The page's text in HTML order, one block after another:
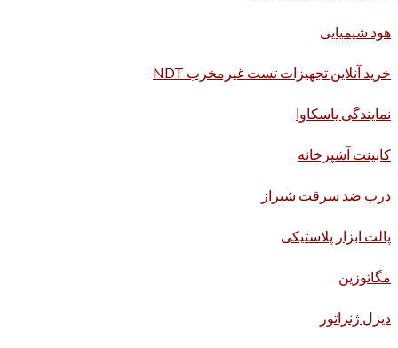
هود شیمیایی
خرید آنلاین تجهیزات تست غیرمخرب NDT
نمایندگی یاسکاوا
کابینت آشپزخانه
درب ضد سرقت شیراز
پالت ابزار پلاستیکی
مگاتوزین
دیزل ژنراتور